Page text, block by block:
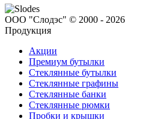
ООО "Слодэс" © 2000 - 2026
Продукция
Акции
Премиум бутылки
Стеклянные бутылки
Стеклянные графины
Стеклянные банки
Стеклянные рюмки
Пробки и крышки